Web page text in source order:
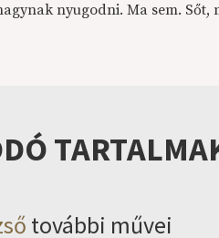
nyugodni. Ma sem.
további művei